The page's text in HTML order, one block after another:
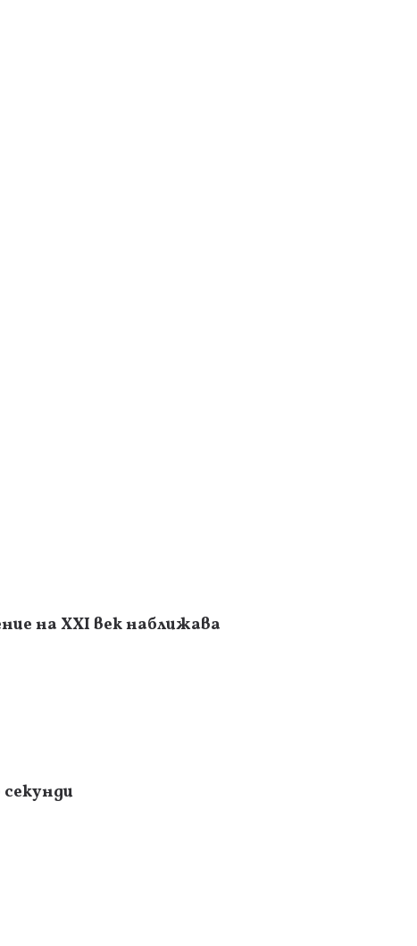
на XXI век наближава